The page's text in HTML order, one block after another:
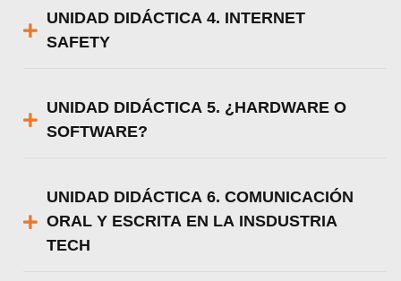
UNIDAD DIDÁCTICA 4. INTERNET
SAFETY
UNIDAD DIDÁCTICA 5. ¿HARDWARE O
SOFTWARE?
UNIDAD DIDÁCTICA 6. COMUNICACIÓN
ORAL Y ESCRITA EN LA INSDUSTRIA
TECH